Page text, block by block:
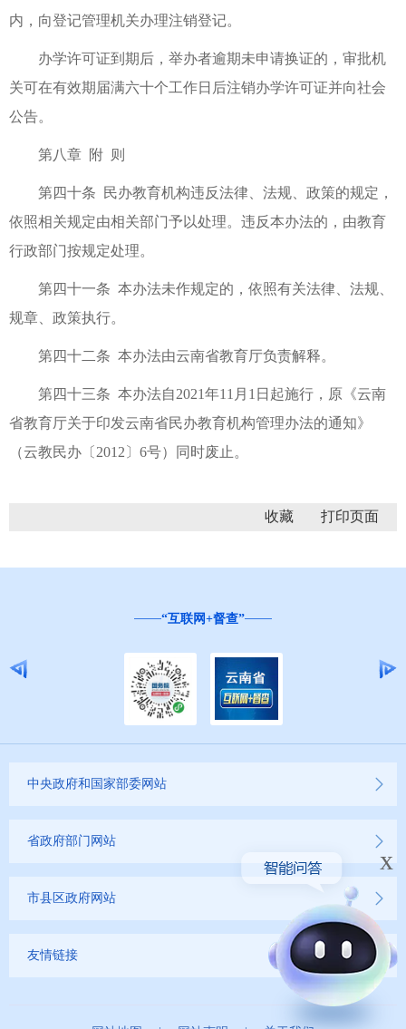
内，向登记管理机关办理注销登记。
办学许可证到期后，举办者逾期未申请换证的，审批机
关可在有效期届满六十个工作日后注销办学许可证并向社会
公告。
第八章 附 则
第四十条 民办教育机构违反法律、法规、政策的规定，
依照相关规定由相关部门予以处理。违反本办法的，由教育
行政部门按规定处理。
第四十一条 本办法未作规定的，依照有关法律、法规、
规章、政策执行。
第四十二条 本办法由云南省教育厅负责解释。
第四十三条 本办法自2021年11月1日起施行，原《云南
省教育厅关于印发云南省民办教育机构管理办法的通知》
（云教民办〔2012〕6号）同时废止。
收藏
“互联网+督查”
中央政府和国家部委网站
省政府部门网站
市县区政府网站
友情链接
x